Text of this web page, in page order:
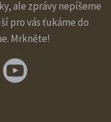
ale zprávy nepíšeme
pro vás ťukáme do
Mrkněte!